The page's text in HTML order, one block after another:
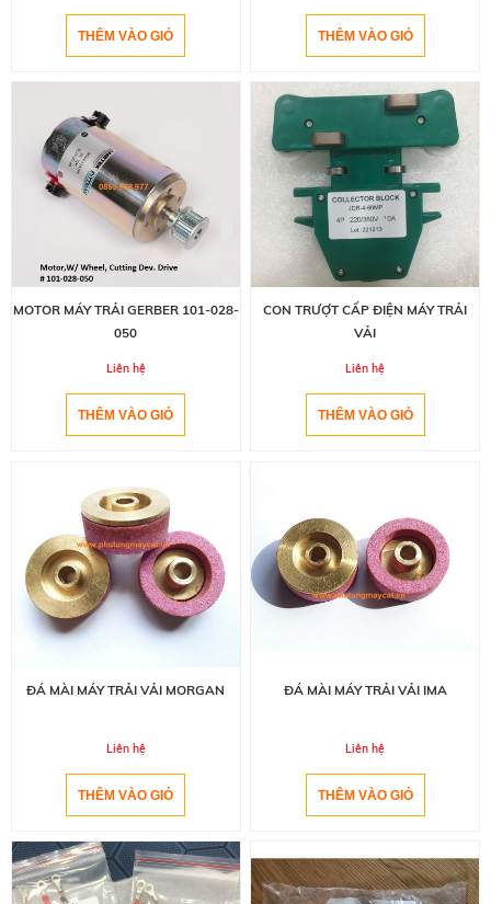
MOTOR MÁY TRẢI GERBER 101-028-
050
Liên hệ
CON TRƯỢT CẤP ĐIỆN MÁY TRẢI
VẢI
Liên hệ
ĐÁ MÀI MÁY TRẢI VẢI MORGAN
Liên hệ
ĐÁ MÀI MÁY TRẢI VẢI IMA
Liên hệ